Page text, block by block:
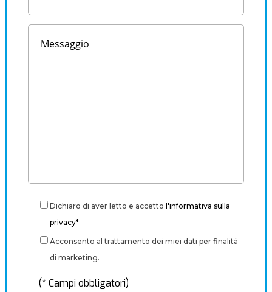
Dichiaro di aver letto e accetto l'informativa sulla
privacy*
Acconsento al trattamento dei miei dati per finalità
di marketing.
(* Campi obbligatori)